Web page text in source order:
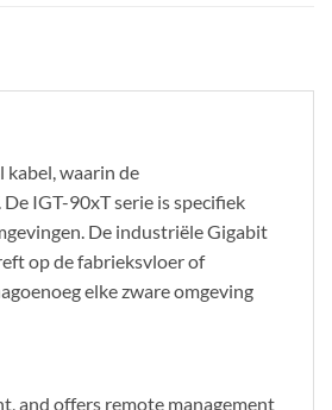
waarin de
IGT-90xT serie is specifiek
De industriële Gigabit
op de fabrieksvloer of
elke zware omgeving
and offers remote management